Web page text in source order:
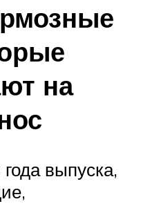
на
выпуска,